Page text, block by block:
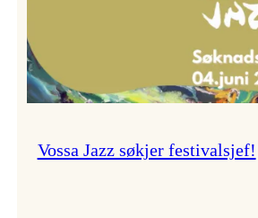
Vossa Jazz søkjer festivalsjef!